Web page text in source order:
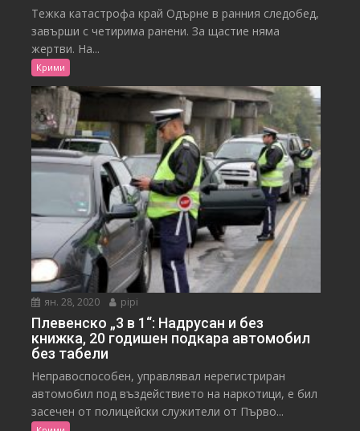
Тежка катастрофа край Одърне в ранния следобед,
завърши с четирима ранени. За щастие няма
жертви. На...
Крими
ян. 28, 2020 pipi
Плевенско „3 в 1“: Надрусан и без
книжка, 20 годишен подкара автомобил
без табели
Неправоспособeн, управлявал нерегистриран
автомобил под въздействието на наркотици, е бил
засечен от полицейски служители от Първо...